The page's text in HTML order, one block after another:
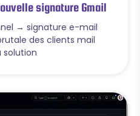
signature Gmail
→ signature e-mail
des clients mail
solution